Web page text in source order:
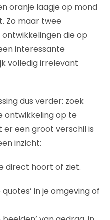
oranje laagje op mond
Zo maar twee
die op
interessante
volledig irrelevant
dus verder: zoek
ontwikkeling op te
er een groot verschil is
inzicht:
direct hoort of ziet.
in je omgeving of